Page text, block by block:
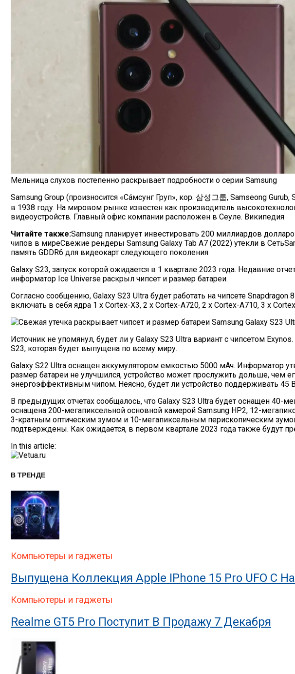
Мельница слухов постепенно раскрывает подробности о серии Samsung
Samsung Group (произносится «Сáмсунг Груп», кор. 삼성그룹, Samseong
в 1938 году. На мировом рынке известен как производитель
видеоустройств. Главный офис компании расположен в Сеуле. Википедия
Читайте также:Samsung планирует инвестировать 200 миллиардов
чипов в миреСвежие рендеры Samsung Galaxy Tab A7 (2022) утекли в
память GDDR6 для видеокарт следующего поколения
Galaxy S23, запуск которой ожидается в 1 квартале 2023 года. Недавние
информатор Ice Universe раскрыл чипсет и размер батареи.
Согласно сообщению, Galaxy S23 Ultra будет работать на чипсете
включать в себя ядра 1 x Cortex-X3, 2 x Cortex-A720, 2 x Cortex-A710, 3 x
Источник не упомянул, будет ли у Galaxy S23 Ultra вариант с чипсетом
S23, которая будет выпущена по всему миру.
Galaxy S22 Ultra оснащен аккумулятором емкостью 5000 мАч. Информатор
размер батареи не улучшился, устройство может прослужить дольше,
энергоэффективным чипом. Неясно, будет ли устройство поддерживать 45
В предыдущих отчетах сообщалось, что Galaxy S23 Ultra будет оснащен 40-
оснащена 200-мегапиксельной основной камерой Samsung HP2, 12-
3-кратным оптическим зумом и 10-мегапиксельным перископическим
подтверждены. Как ожидается, в первом квартале 2023 года также будут
In this article:
В ТРЕНДЕ
Компьютеры и гаджеты
Выпущена Коллекция Apple IPhone 15 Pro UFO С
Компьютеры и гаджеты
Realme GT5 Pro Поступит В Продажу 7 Декабря